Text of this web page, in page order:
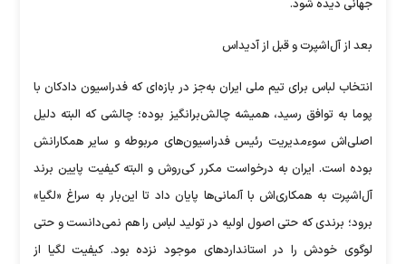
جهانی دیده شود.
بعد از آل‌اشپرت و قبل از آدیداس
انتخاب لباس برای تیم ملی ایران به‌جز در بازه‌ای که فدراسیون دادکان با
پوما به توافق رسید، همیشه چالش‌برانگیز بوده؛ چالشی که البته دلیل
اصلی‌اش سوءمدیریت رئیس فدراسیون‌های مربوطه و سایر همکارانش
بوده است. ایران به درخواست مکرر کی‌روش و البته کیفیت پایین برند
آل‌اشپرت به همکاری‌اش با آلمانی‌ها پایان داد تا این‌بار به سراغ «لگیا»
برود؛ برندی که حتی اصول اولیه در تولید لباس را هم نمی‌دانست و حتی
لوگوی خودش را در استانداردهای موجود نزده بود. کیفیت لگیا از